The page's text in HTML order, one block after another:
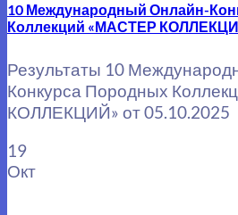
10 Международный Онлайн-
Коллекций «МАСТЕР
Результаты 10
Конкурса Породных
КОЛЛЕКЦИЙ» от 05.10.2025
19
Окт